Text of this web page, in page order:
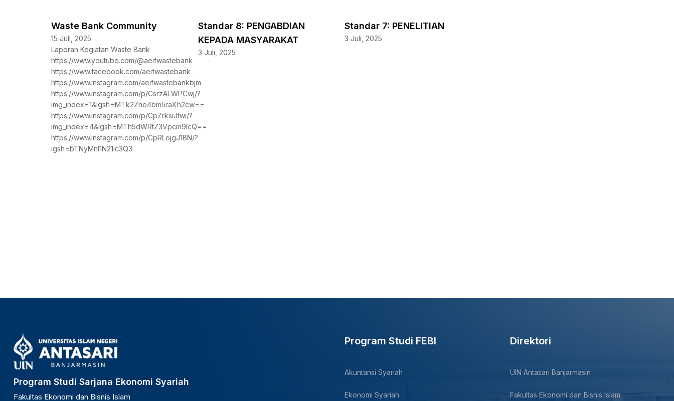
Waste Bank Community
15 Juli, 2025
Laporan Kegiatan Waste Bank
https://www.youtube.com/@aeifwastebank
https://www.facebook.com/aeifwastebank
https://www.instagram.com/aeifwastebankbjm
https://www.instagram.com/p/CsrzALWPCwj/?
img_index=1&igsh=MTk2Zno4bm5raXh2cw==
https://www.instagram.com/p/CpZrksiJtwi/?
img_index=4&igsh=MTh5dWRtZ3Vpcm9lcQ==
https://www.instagram.com/p/CpRLojgJ1BN/?
igsh=bTNyMnI1N21ic3Q3
Standar 8: PENGABDIAN
KEPADA MASYARAKAT
3 Juli, 2025
Standar 7: PENELITIAN
3 Juli, 2025
Program Studi Sarjana Ekonomi Syariah
Fakultas Ekonomi dan Bisnis Islam
Program Studi FEBI
Akuntansi Syariah
Ekonomi Syariah
Direktori
UIN Antasari Banjarmasin
Fakultas Ekonomi dan Bisnis Islam